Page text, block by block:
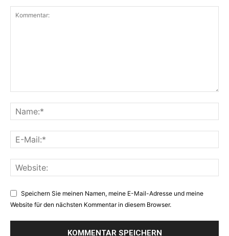
Speichern Sie meinen Namen, meine E-Mail-Adresse und meine
Website für den nächsten Kommentar in diesem Browser.